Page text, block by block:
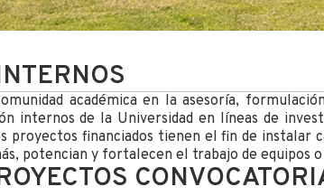
académica en la asesoría,
internos de la Universidad en líneas de
proyectos financiados tienen el fin de instalar
potencian y fortalecen el trabajo de equipos